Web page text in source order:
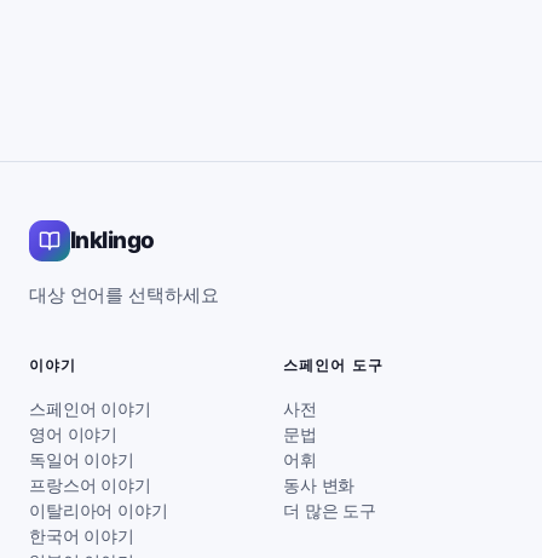
Inklingo
대상 언어를 선택하세요
이야기
스페인어 이야기
영어 이야기
독일어 이야기
프랑스어 이야기
이탈리아어 이야기
한국어 이야기
스페인어 도구
사전
문법
어휘
동사 변화
더 많은 도구